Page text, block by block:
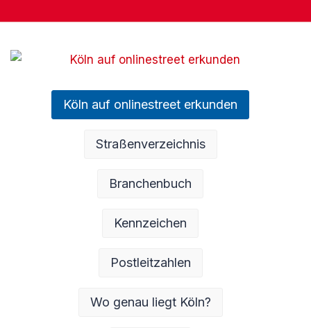
Köln auf onlinestreet erkunden
Straßenverzeichnis
Branchenbuch
Kennzeichen
Postleitzahlen
Wo genau liegt Köln?